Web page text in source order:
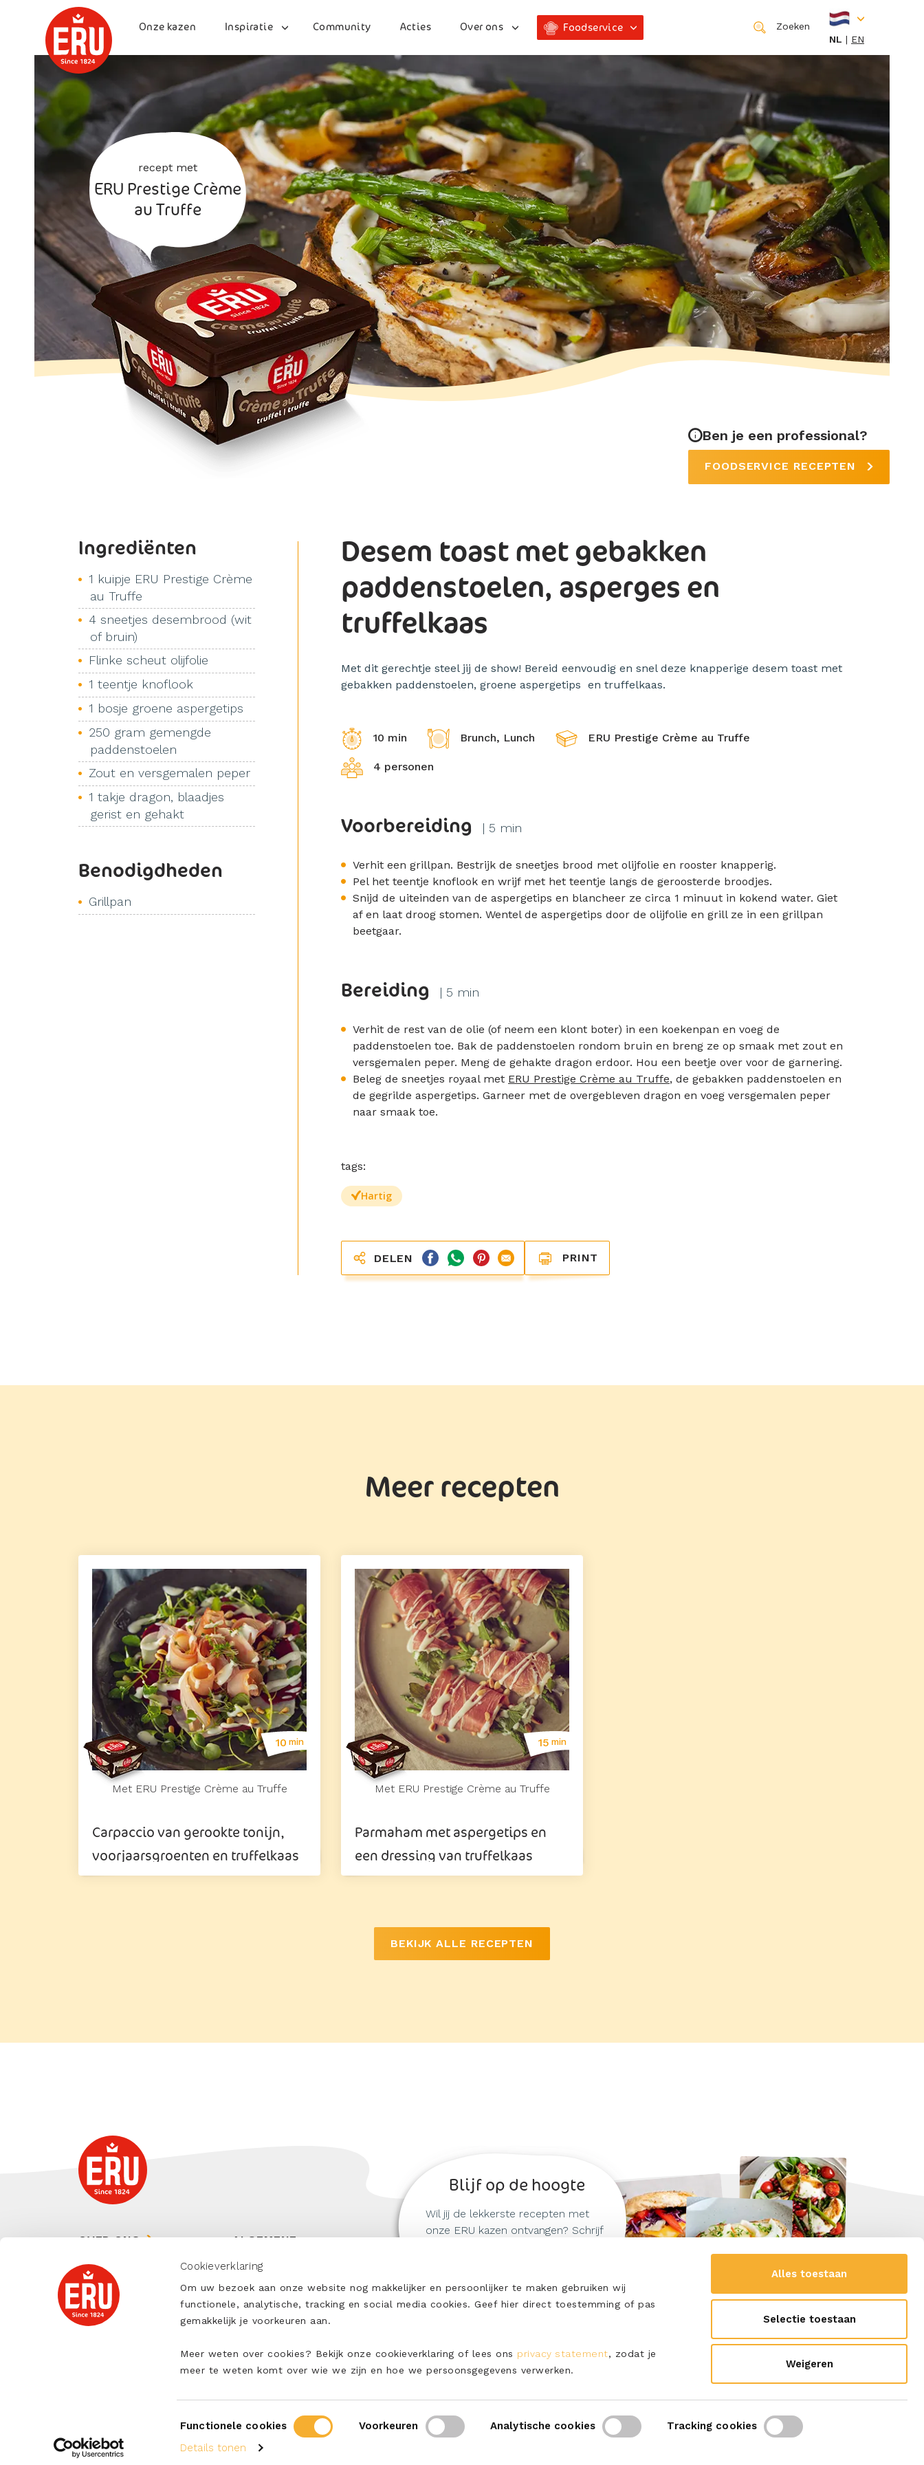
Cookieverklaring
Om uw bezoek aan onze website nog makkelijker en persoonlijker te maken gebruiken wij
functionele, analytische, tracking en social media cookies. Geef hier direct toestemming of pas
gemakkelijk je voorkeuren aan.
Meer weten over cookies? Bekijk onze cookieverklaring of lees ons privacy statement, zodat je
meer te weten komt over wie we zijn en hoe we persoonsgegevens verwerken.
Functionele cookies Voorkeuren Analytische cookies
Tracking cookies
Details tonen
Alles toestaan
Selectie toestaan
Weigeren
Onze kazen Inspiratie Community Acties Over ons Foodservice
Zoeken
NL
EN
recept met
ERU Prestige Crème
au Truffe
Ben je een professional?
FOODSERVICE RECEPTEN
Desem toast met gebakken
paddenstoelen, asperges en
truffelkaas
Met dit gerechtje steel jij de show! Bereid eenvoudig en snel deze knapperige desem toast met
gebakken paddenstoelen, groene aspergetips en truffelkaas.
10 min Brunch, Lunch ERU Prestige Crème au Truffe
4 personen
Voorbereiding | 5 min
Verhit een grillpan. Bestrijk de sneetjes brood met olijfolie en rooster knapperig.
Pel het teentje knoflook en wrijf met het teentje langs de geroosterde broodjes.
Snijd de uiteinden van de aspergetips en blancheer ze circa 1 minuut in kokend water. Giet
af en laat droog stomen. Wentel de aspergetips door de olijfolie en grill ze in een grillpan
beetgaar.
Bereiding | 5 min
Verhit de rest van de olie (of neem een klont boter) in een koekenpan en voeg de
paddenstoelen toe. Bak de paddenstoelen rondom bruin en breng ze op smaak met zout en
versgemalen peper. Meng de gehakte dragon erdoor. Hou een beetje over voor de garnering.
Beleg de sneetjes royaal met ERU Prestige Crème au Truffe, de gebakken paddenstoelen en
de gegrilde aspergetips. Garneer met de overgebleven dragon en voeg versgemalen peper
naar smaak toe.
tags:
Hartig
DELEN PRINT
Ingrediënten
1 kuipje ERU Prestige Crème
au Truffe
4 sneetjes desembrood (wit
of bruin)
Flinke scheut olijfolie
1 teentje knoflook
1 bosje groene aspergetips
250 gram gemengde
paddenstoelen
Zout en versgemalen peper
1 takje dragon, blaadjes
gerist en gehakt
Benodigdheden
Grillpan
Meer recepten
10 min
Met ERU Prestige Crème au Truffe
Carpaccio van gerookte tonijn,
voorjaarsgroenten en truffelkaas
15 min
Met ERU Prestige Crème au Truffe
Parmaham met aspergetips en
een dressing van truffelkaas
BEKIJK ALLE RECEPTEN
OVER ONS
ONZE SMEERKAAS
ONZE KAZEN
CONTACT
ALGEMENE
ALGEMENE
INKOOPVOORWAARDEN
Blijf op de hoogte
Wil jij de lekkerste recepten met
onze ERU kazen ontvangen? Schrijf
SCHRIJF ME IN